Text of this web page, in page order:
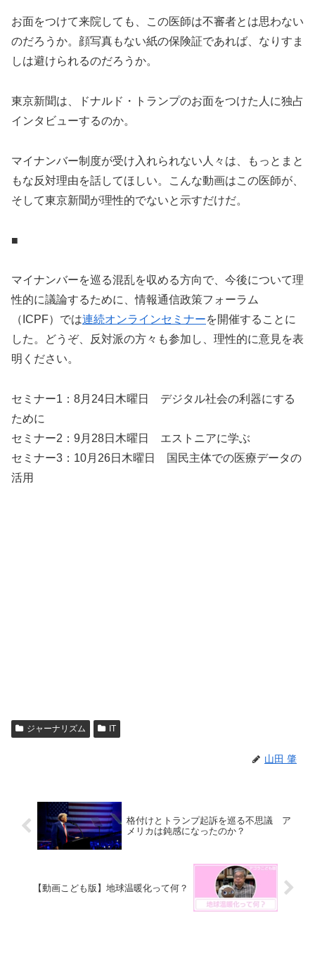
お面をつけて来院しても、この医師は不審者とは思わない
のだろうか。顔写真もない紙の保険証であれば、なりすま
しは避けられるのだろうか。
東京新聞は、ドナルド・トランプのお面をつけた人に独占
インタビューするのか。
マイナンバー制度が受け入れられない人々は、もっとまと
もな反対理由を話してほしい。こんな動画はこの医師が、
そして東京新聞が理性的でないと示すだけだ。
■
マイナンバーを巡る混乱を収める方向で、今後について理
性的に議論するために、情報通信政策フォーラム
（ICPF）では連続オンラインセミナーを開催することに
した。どうぞ、反対派の方々も参加し、理性的に意見を表
明ください。
セミナー1：8月24日木曜日 デジタル社会の利器にする
ために
セミナー2：9月28日木曜日 エストニアに学ぶ
セミナー3：10月26日木曜日 国民主体での医療データの
活用
ジャーナリズム IT
山田 肇
格付けとトランプ起訴を巡る不思議 ア
メリカは鈍感になったのか？
【動画こども版】地球温暖化って何？